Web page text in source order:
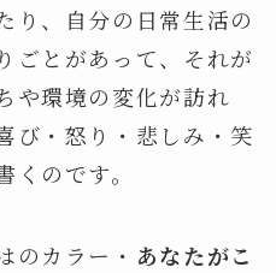
り、自分の日常生活の
ごとがあって、それが
や環境の変化が訪れ
び・怒り・悲しみ・笑
のです。
のカラー・ あなたがこ